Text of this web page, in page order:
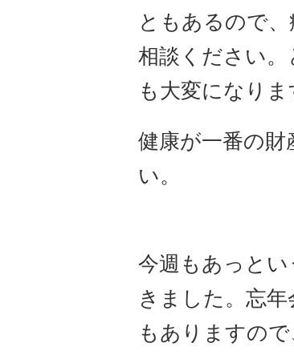
ともあるので
相談ください
も大変になり
健康が一番の財
い。
今週もあっと
きました。忘
もありますの